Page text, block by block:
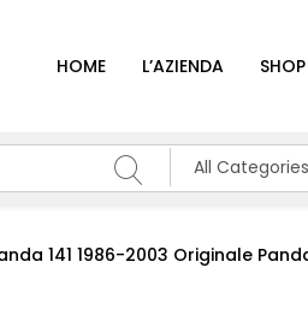
HOME L’AZIENDA SHOP
All Categories
141 1986-2003 Originale